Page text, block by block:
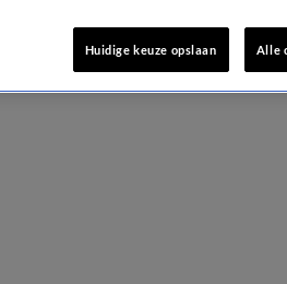
Huidige keuze opslaan Alle